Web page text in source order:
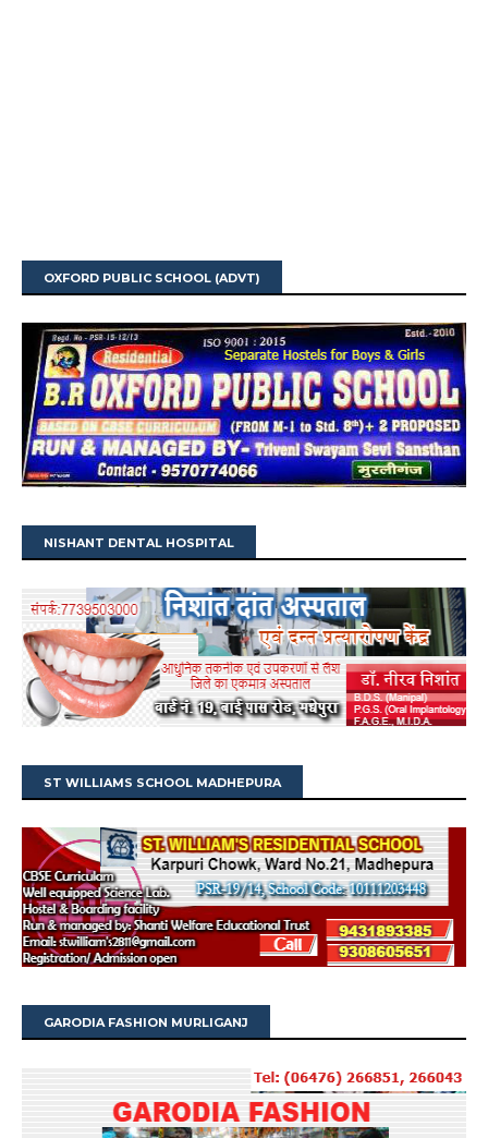
OXFORD PUBLIC SCHOOL (ADVT)
NISHANT DENTAL HOSPITAL
ST WILLIAMS SCHOOL MADHEPURA
GARODIA FASHION MURLIGANJ